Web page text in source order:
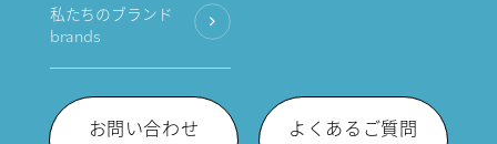
私たちのブランド
brands
お問い合わせ よくあるご質問